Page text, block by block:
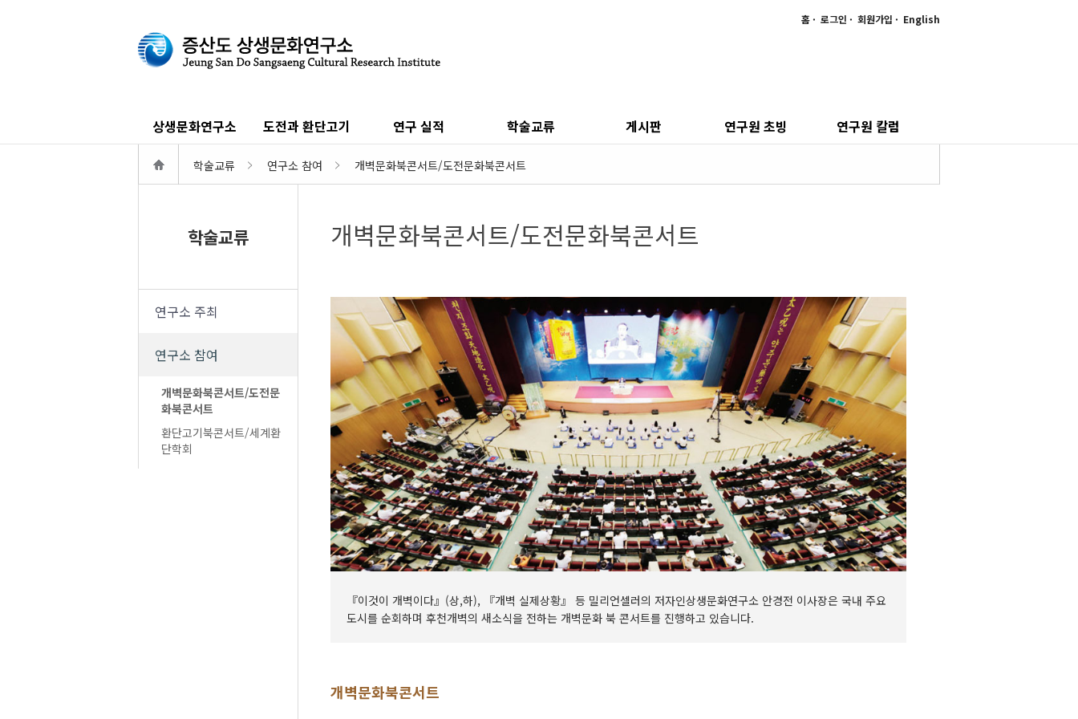
홈 로그인 회원가입 English
상생문화연구소 도전과 환단고기 연구 실적 학술교류 게시판 연구원 초빙 연구원 칼럼
학술교류 연구소 참여 개벽문화북콘서트/도전문화북콘서트
학술교류
연구소 주최
연구소 참여
개벽문화북콘서트/도전문
화북콘서트
환단고기북콘서트/세계환
단학회
개벽문화북콘서트/도전문화북콘서트
『이것이 개벽이다』(상,하), 『개벽 실제상황』 등 밀리언셀러의 저자인상생문화연구소 안경전 이사장은 국내 주요
도시를 순회하며 후천개벽의 새소식을 전하는 개벽문화 북 콘서트를 진행하고 있습니다.
개벽문화북콘서트